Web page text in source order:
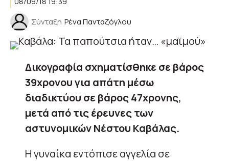
Σύνταξη Ρένα Πανταζόγλου
Δικογραφία σχηματίσθηκε σε βάρος
39χρονου για απάτη μέσω
διαδικτύου σε βάρος 47χρονης,
μετά από τις έρευνες των
αστυνομικών Νέστου Καβάλας.
Η γυναίκα εντόπισε αγγελία σε